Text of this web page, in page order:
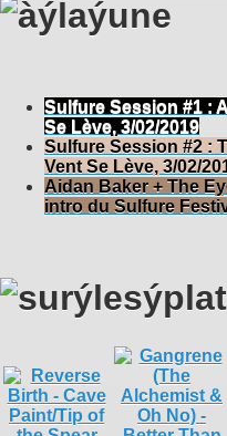
Sulfure Session #1 :
Se Lève, 3/02/2019
Sulfure Session #2 :
Vent Se Lève, 3/02/
Aidan Baker + The
intro du Sulfure